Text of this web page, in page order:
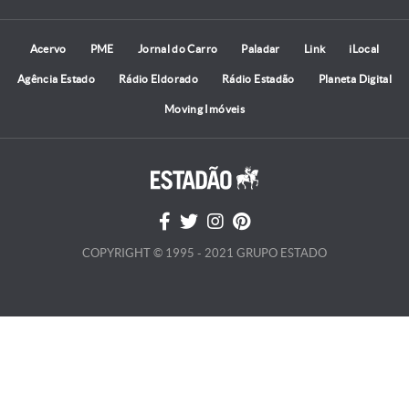
Acervo PME Jornal do Carro Paladar Link iLocal
Agência Estado Rádio Eldorado Rádio Estadão Planeta Digital
Moving Imóveis
COPYRIGHT © 1995 - 2021 GRUPO ESTADO